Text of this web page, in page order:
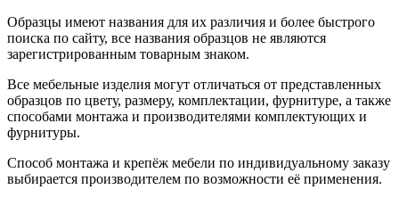
Образцы имеют названия для их различия и более быстрого
поиска по сайту, все названия образцов не являются
зарегистрированным товарным знаком.
Все мебельные изделия могут отличаться от представленных
образцов по цвету, размеру, комплектации, фурнитуре, а также
способами монтажа и производителями комплектующих и
фурнитуры.
Способ монтажа и крепёж мебели по индивидуальному заказу
выбирается производителем по возможности её применения.